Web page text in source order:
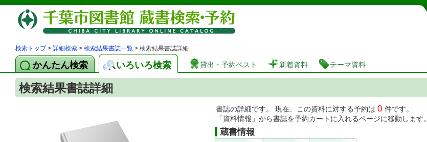
図書館 蔵書検索・予約システム
検索トップ> 詳細検索 > 検索結果書誌一覧 > 検索結果書誌詳細
かんたん検索 いろいろ検索 貸出・予約ベスト 新着資料 テーマ資料
検索結果書誌詳細
書誌の詳細です。 現在、この資料に対する予約は 0 件です。
「資料情報」から書誌を予約カートに入れるページに移動します。
蔵書情報